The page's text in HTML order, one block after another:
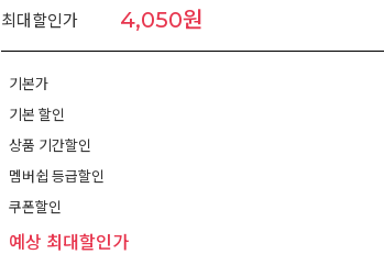
최대할인가 4,050원
기본가
기본 할인
상품 기간할인
멤버쉽 등급할인
쿠폰할인
예상 최대할인가